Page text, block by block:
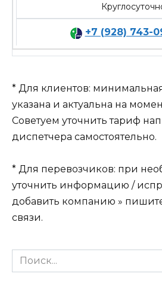
+7 (928) 743-
* Для клиентов:
указана и актуальна на
Советуем уточнить тариф
диспетчера самостоятельно.
* Для перевозчиков: при
уточнить информацию /
добавить компанию »
связи.
Search
for: